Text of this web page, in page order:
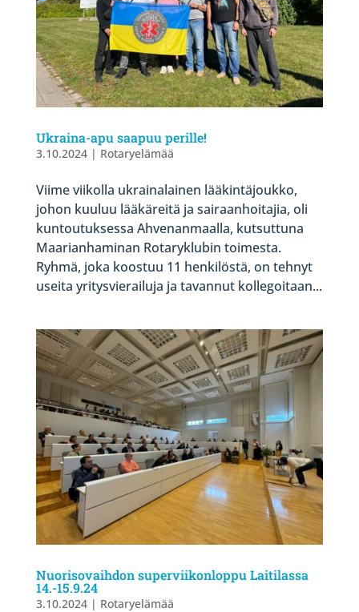
Ukraina-apu saapuu perille!
3.10.2024| Rotaryelämää
Viime viikolla ukrainalainen lääkintäjoukko,
johon kuuluu lääkäreitä ja sairaanhoitajia, oli
kuntoutuksessa Ahvenanmaalla, kutsuttuna
Maarianhaminan Rotaryklubin toimesta.
Ryhmä, joka koostuu 11 henkilöstä, on tehnyt
useita yritysvierailuja ja tavannut kollegoitaan...
Nuorisovaihdon superviikonloppu Laitilassa
14.-15.9.24
3.10.2024| Rotaryelämää